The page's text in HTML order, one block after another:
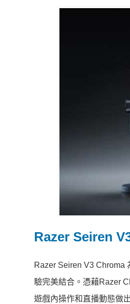
Razer Seiren
Razer Seiren V3 Chroma
驗完美結合。憑藉Razer
遊戲內操作和直播動態做